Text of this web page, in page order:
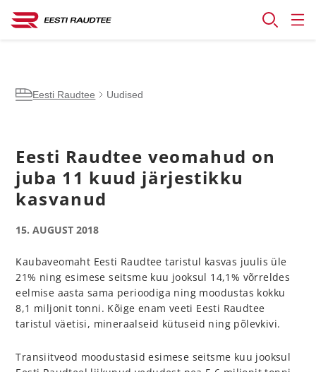
Eesti Raudtee Uudised
Eesti Raudtee veomahud on
juba 11 kuud järjestikku
kasvanud
15. AUGUST 2018
Kaubaveomaht Eesti Raudtee taristul kasvas juulis üle
21% ning esimese seitsme kuu jooksul 14,1% võrreldes
eelmise aasta sama perioodiga ning moodustas kokku
8,1 miljonit tonni. Kõige enam veeti Eesti Raudtee
taristul väetisi, mineraalseid kütuseid ning põlevkivi.
Transiitveod moodustasid esimese seitsme kuu jooksul